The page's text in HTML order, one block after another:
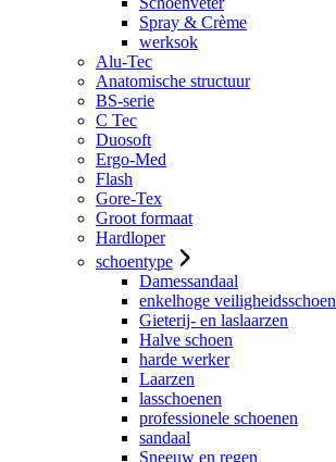
Spray & Crème
werksok
Alu-Tec
Anatomische structuur
BS-serie
C Tec
Duosoft
Ergo-Med
Flash
Gore-Tex
Groot formaat
Hardloper
schoentype
Damessandaal
enkelhoge veiligheidsschoen
Gieterij- en laslaarzen
Halve schoen
harde werker
Laarzen
lasschoenen
professionele schoenen
sandaal
Sneeuw en regen